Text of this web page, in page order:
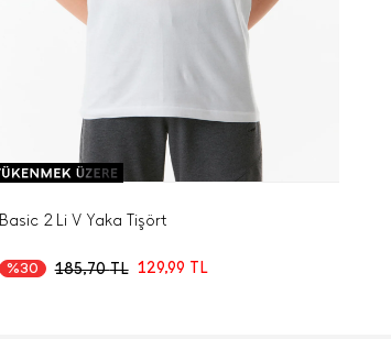
Basic 2 Li V Yaka Tişört
185,70TL 129,99 TL
%30